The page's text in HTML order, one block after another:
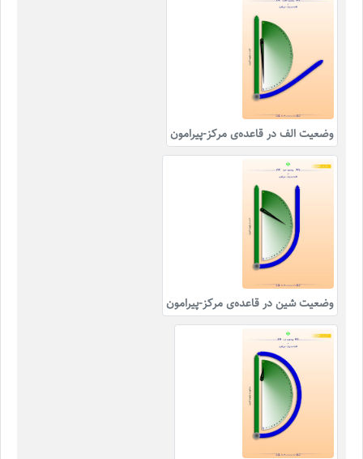
وضعیت الف در قاعده‌ی مرکز-پیرامون
وضعیت شین در قاعده‌ی مرکز-پیرامون